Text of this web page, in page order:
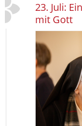
23. Juli:
mit Gott